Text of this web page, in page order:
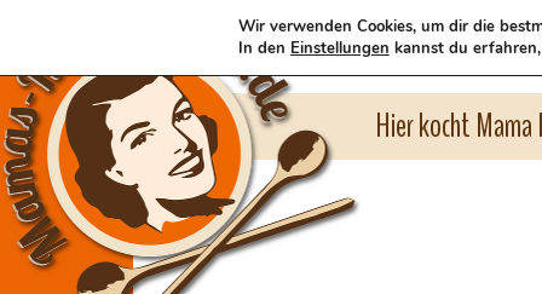
Hier kocht
Wir verwenden Cookies, um dir die
In den Einstellungen kannst du